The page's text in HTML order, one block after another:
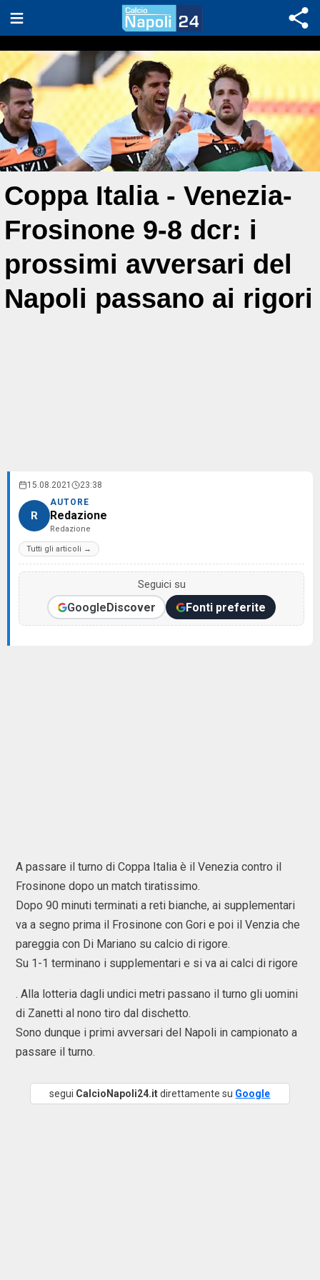
Coppa Italia - Venezia-
Frosinone 9-8 dcr: i
prossimi avversari del
Napoli passano ai rigori
15.08.2021 23:38
R
AUTORE
Redazione
Redazione
Tutti gli articoli →
Seguici su
GoogleDiscover Fonti preferite
A passare il turno di Coppa Italia è il Venezia contro il
Frosinone dopo un match tiratissimo.
Dopo 90 minuti terminati a reti bianche, ai supplementari
va a segno prima il Frosinone con Gori e poi il Venzia che
pareggia con Di Mariano su calcio di rigore.
Su 1-1 terminano i supplementari e si va ai calci di rigore
. Alla lotteria dagli undici metri passano il turno gli uomini
di Zanetti al nono tiro dal dischetto.
Sono dunque i primi avversari del Napoli in campionato a
passare il turno.
segui CalcioNapoli24.itdirettamente su Google